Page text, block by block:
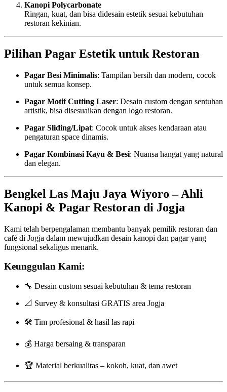
Kanopi Polycarbonate
Ringan, kuat, dan bisa didesain estetik sesuai kebutuhan
restoran kekinian.
Pilihan Pagar Estetik untuk Restoran
Pagar Besi Minimalis: Tampilan bersih dan modern, cocok
untuk semua konsep.
Pagar Motif Cutting Laser: Desain custom dengan sentuhan
artistik, bisa disesuaikan dengan logo restoran.
Pagar Sliding/Lipat: Cocok untuk akses kendaraan atau
pengaturan space dinamis.
Pagar Kombinasi Kayu & Besi: Nuansa hangat yang natural
dan elegan.
Bengkel Las Maju Jaya Wiyoro – Ahli
Kanopi & Pagar Restoran di Jogja
Kami telah berpengalaman membantu banyak pemilik restoran dan
café di Jogja dalam mewujudkan desain kanopi dan pagar yang
fungsional sekaligus menarik.
Keunggulan Kami:
🔧 Desain custom sesuai kebutuhan & tema restoran
📐 Survey & konsultasi GRATIS area Jogja
🛠️ Tim profesional & hasil las rapi
💰 Harga bersaing & transparan
🏆 Material berkualitas – kokoh, kuat, dan awet